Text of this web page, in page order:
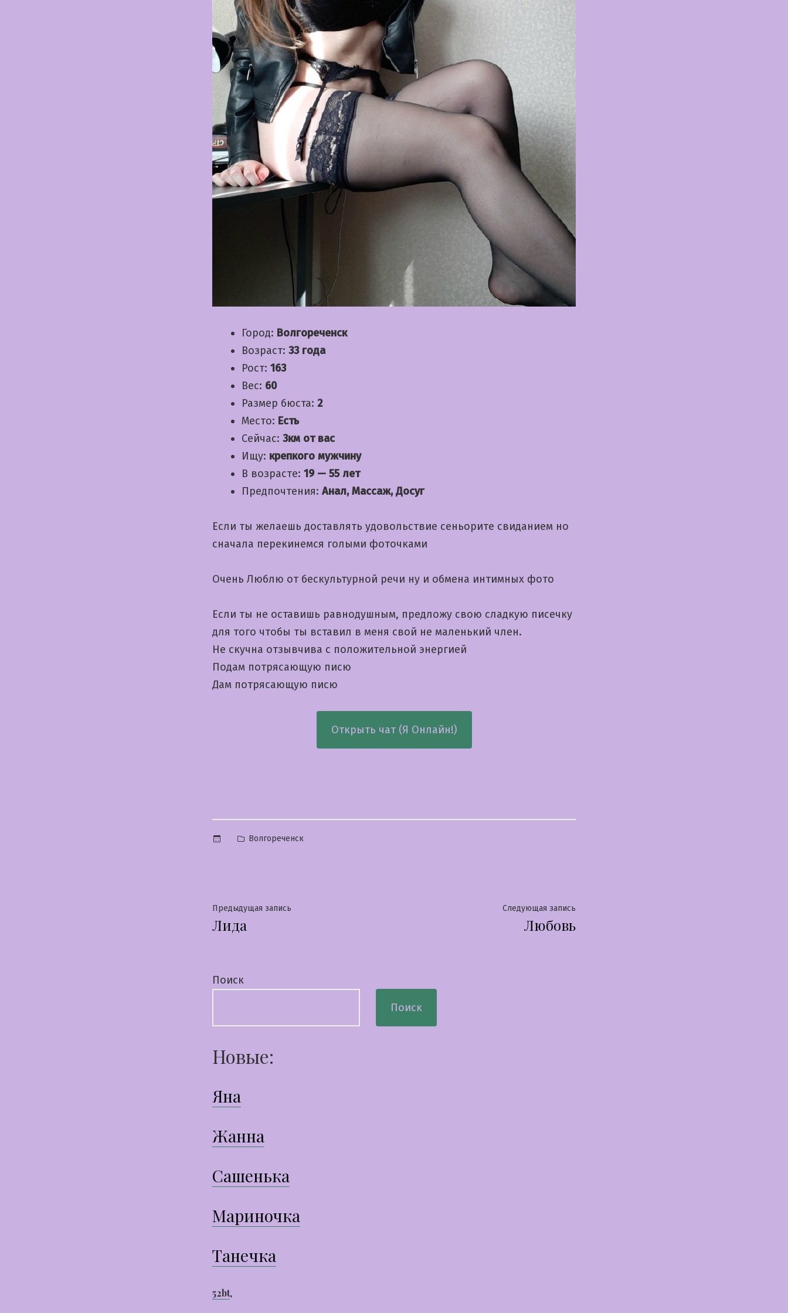
Город: Волгореченск
Возраст: 33 года
Рост: 163
Вес: 60
Размер бюста: 2
Место: Есть
Сейчас: 3км от вас
Ищу: крепкого мужчину
В возрасте: 19 — 55 лет
Предпочтения: Анал, Массаж, Досуг
Если ты желаешь доставлять удовольствие сеньорите свиданием но
сначала перекинемся голыми фоточками
Очень Люблю от бескультурной речи ну и обмена интимных фото
Если ты не оставишь равнодушным, предложу свою сладкую писечку
для того чтобы ты вставил в меня свой не маленький член.
Не скучна отзывчива с положительной энергией
Подам потрясающую писю
Дам потрясающую писю
Открыть чат (Я Онлайн!)
Опубликовано
Волгореченск
Навигация
по
Предыдущая запись
Лида
Следующая запись
Любовь
Поиск
Поиск
Новые:
Яна
Жанна
Сашенька
Мариночка
Танечка
52bt,